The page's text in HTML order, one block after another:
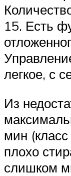
15. Есть
легкое, с
Из
мин
плохо
слишком